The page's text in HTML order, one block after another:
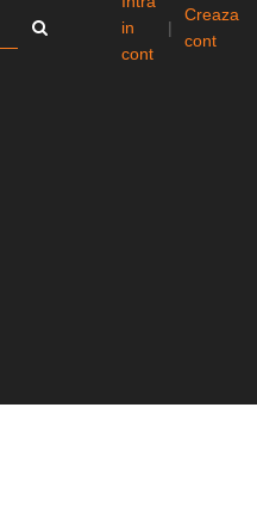
in
cont
|
Creaza
cont